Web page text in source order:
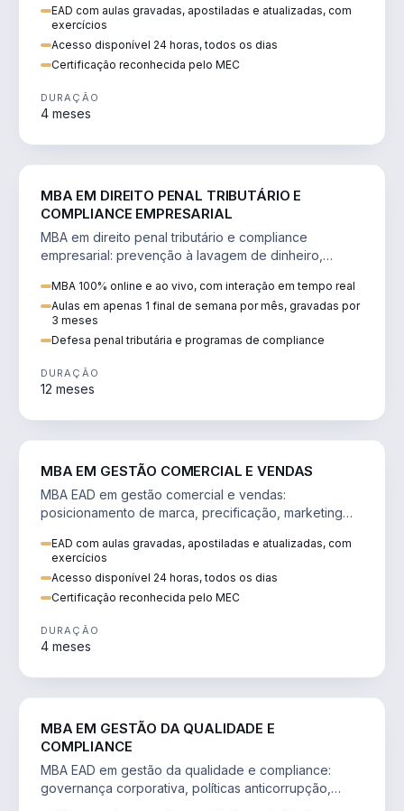
EAD com aulas gravadas, apostiladas e atualizadas, com
exercícios
Acesso disponível 24 horas, todos os dias
Certificação reconhecida pelo MEC
DURAÇÃO
4 meses
MBA EM DIREITO PENAL TRIBUTÁRIO E
COMPLIANCE EMPRESARIAL
MBA em direito penal tributário e compliance
empresarial: prevenção à lavagem de dinheiro,
MBA 100% online e ao vivo, com interação em tempo real
Aulas em apenas 1 final de semana por mês, gravadas por
3 meses
Defesa penal tributária e programas de compliance
DURAÇÃO
12 meses
MBA EM GESTÃO COMERCIAL E VENDAS
MBA EAD em gestão comercial e vendas:
posicionamento de marca, precificação, marketing
EAD com aulas gravadas, apostiladas e atualizadas, com
exercícios
Acesso disponível 24 horas, todos os dias
Certificação reconhecida pelo MEC
DURAÇÃO
4 meses
MBA EM GESTÃO DA QUALIDADE E
COMPLIANCE
MBA EAD em gestão da qualidade e compliance:
governança corporativa, políticas anticorrupção,